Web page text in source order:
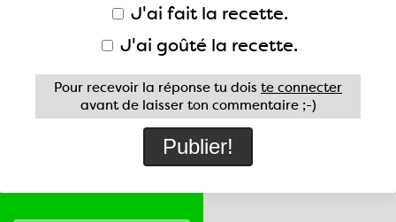
J'ai fait la recette.
J'ai goûté la recette.
Pour recevoir la réponse tu dois te connecter
avant de laisser ton commentaire ;-)